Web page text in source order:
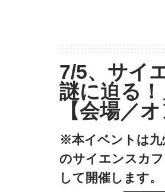
7/5、サイ
謎に迫る
【会場／
※本イベントは九
のサイエンスカ
して開催します。